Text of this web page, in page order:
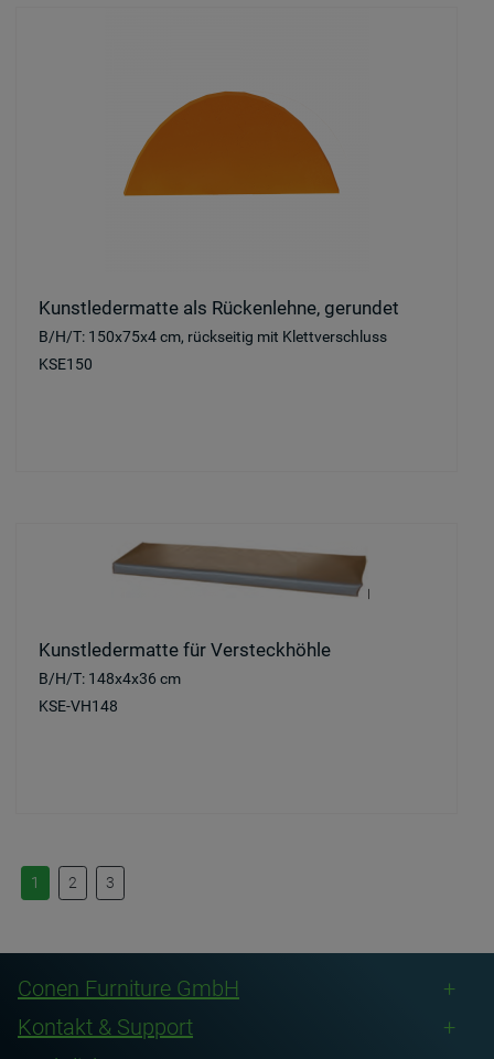
Kunstledermatte als Rückenlehne, gerundet
B/H/T: 150x75x4 cm, rückseitig mit Klettverschluss
KSE150
Kunstledermatte für Versteckhöhle
B/H/T: 148x4x36 cm
KSE-VH148
1 2 3
Conen Furniture GmbH
Kontakt & Support